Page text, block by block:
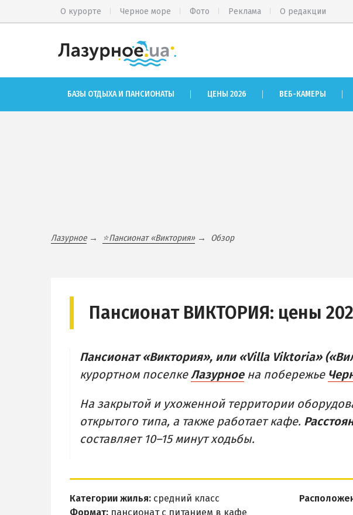
О курорте Черное море Фото Реклама О редакции
БАЗЫ ОТДЫХА И ПАНСИОНАТЫ ЦЕНЫ 2026 ВЕБ-КАМЕРЫ
Лазурное ⭐Пансионат «Виктория» Обзор
Пансионат ВИКТОРИЯ: цены
Пансионат «Виктория», или «Villa Viktoria»
курортном поселкеЛазурноена побережье
На закрытой и ухоженной территории
открытого типа, а также работает кафе.
составляет 10–15 минут ходьбы.
Категории жилья: средний класс
Формат: пансионат с питанием в кафе